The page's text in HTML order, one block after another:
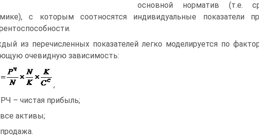
основной норматив (т.е.
с которым соотносятся индивидуальные показатели
из перечисленных показателей легко моделируется по
очевидную зависимость:
,
– чистая прибыль;
активы;